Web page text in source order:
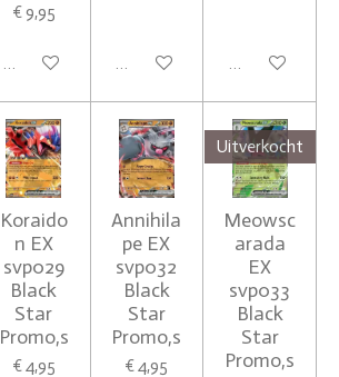
€ 9,95
Houd mij op de hoogteIn winkelwagen In winkelwagen
Koraido
n EX
svp029
Black
Star
Promo,s
€ 4,95
Annihila
pe EX
svp032
Black
Star
Promo,s
€ 4,95
Uitverkocht
Meowsc
arada
EX
svp033
Black
Star
Promo,s